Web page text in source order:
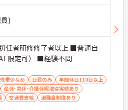
)
任者研修修了者以上 ■普通自
限定可） ■経験不問
残業少なめ 日勤のみ
年間休日110日以上
産休･育休･介護休暇取得実績あり
交通費支給 退職金制度あり